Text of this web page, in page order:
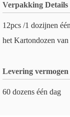
Verpakking Details
12pcs /1 dozijnen
het Kartondozen
Levering vermogen
60 dozens één dag